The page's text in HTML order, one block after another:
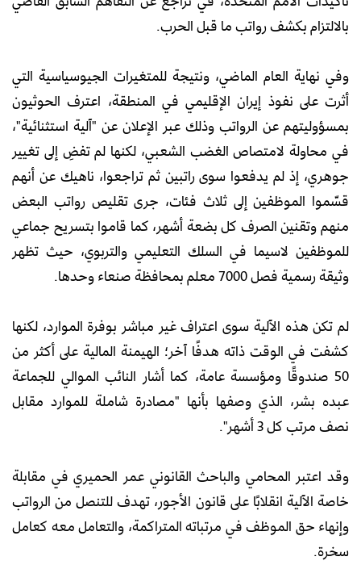
بالالتزام بكشف رواتب ما قبل الحرب.
وفي نهاية العام الماضي، ونتيجة للمتغيرات الجيوسياسية التي
أثرت على نفوذ إيران الإقليمي في المنطقة، اعترف الحوثيون
بمسؤوليتهم عن الرواتب وذلك عبر الإعلان عن "آلية استثنائية"،
في محاولة لامتصاص الغضب الشعبي، لكنها لم تفضِ إلى تغيير
جوهري، إذ لم يدفعوا سوى راتبين ثم تراجعوا، ناهيك عن أنهم
قسّموا الموظفين إلى ثلاث فئات، جرى تقليص رواتب البعض
منهم وتقنين الصرف كل بضعة أشهر، كما قاموا بتسريح جماعي
للموظفين لاسيما في السلك التعليمي والتربوي، حيث تظهر
وثيقة رسمية فصل 7000 معلم بمحافظة صنعاء وحدها.
لم تكن هذه الآلية سوى اعتراف غير مباشر بوفرة الموارد، لكنها
كشفت في الوقت ذاته هدفًا آخر؛ الهيمنة المالية على أكثر من
50 صندوقًا ومؤسسة عامة، كما أشار النائب الموالي للجماعة
عبده بشر، الذي وصفها بأنها "مصادرة شاملة للموارد مقابل
نصف مرتب كل 3 أشهر".
وقد اعتبر المحامي والباحث القانوني عمر الحميري في مقابلة
خاصة الآلية انقلابًا على قانون الأجور، تهدف للتنصل من الرواتب
وإنهاء حق الموظف في مرتباته المتراكمة، والتعامل معه كعامل
سخرة.